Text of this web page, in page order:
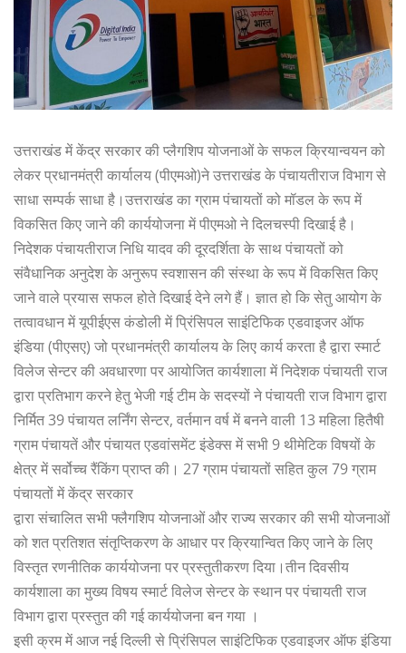
उत्तराखंड में केंद्र सरकार की प्लैगशिप योजनाओं के सफल क्रियान्वयन को
लेकर प्रधानमंत्री कार्यालय (पीएमओ)ने उत्तराखंड के पंचायतीराज विभाग से
साधा सम्पर्क साधा है।उत्तराखंड का ग्राम पंचायतों को मॉडल के रूप में
विकसित किए जाने की कार्ययोजना में पीएमओ ने दिलचस्पी दिखाई है।
निदेशक पंचायतीराज निधि यादव की दूरदर्शिता के साथ पंचायतों को
संवैधानिक अनुदेश के अनुरूप स्वशासन की संस्था के रूप में विकसित किए
जाने वाले प्रयास सफल होते दिखाई देने लगे हैं। ज्ञात हो कि सेतु आयोग के
तत्वावधान में यूपीईएस कंडोली में प्रिंसिपल साइंटिफिक एडवाइजर ऑफ
इंडिया (पीएसए) जो प्रधानमंत्री कार्यालय के लिए कार्य करता है द्वारा स्मार्ट
विलेज सेन्टर की अवधारणा पर आयोजित कार्यशाला में निदेशक पंचायती राज
द्वारा प्रतिभाग करने हेतु भेजी गई टीम के सदस्यों ने पंचायती राज विभाग द्वारा
निर्मित 39 पंचायत लर्निंग सेन्टर, वर्तमान वर्ष में बनने वाली 13 महिला हितैषी
ग्राम पंचायतें और पंचायत एडवांसमेंट इंडेक्स में सभी 9 थीमेटिक विषयों के
क्षेत्र में सर्वोच्च रैंकिंग प्राप्त की। 27 ग्राम पंचायतों सहित कुल 79 ग्राम
पंचायतों में केंद्र सरकार
द्वारा संचालित सभी फ्लैगशिप योजनाओं और राज्य सरकार की सभी योजनाओं
को शत प्रतिशत संतृप्तिकरण के आधार पर क्रियान्वित किए जाने के लिए
विस्तृत रणनीतिक कार्ययोजना पर प्रस्तुतीकरण दिया।तीन दिवसीय
कार्यशाला का मुख्य विषय स्मार्ट विलेज सेन्टर के स्थान पर पंचायती राज
विभाग द्वारा प्रस्तुत की गई कार्ययोजना बन गया ।
इसी क्रम में आज नई दिल्ली से प्रिंसिपल साइंटिफिक एडवाइजर ऑफ इंडिया